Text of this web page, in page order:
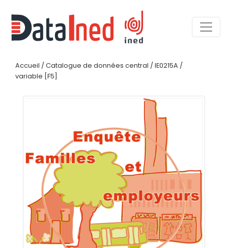
Accueil / Catalogue de données central / IE0215A /
variable [F5]